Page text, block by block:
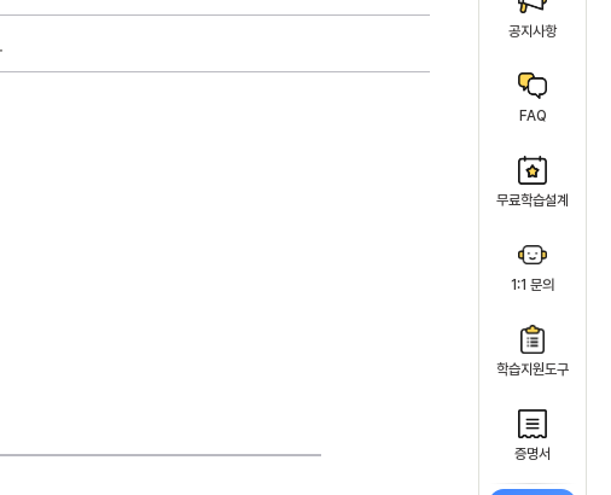
공지사항
FAQ
무료학습설계
1:1 문의
학습지원도구
증명서